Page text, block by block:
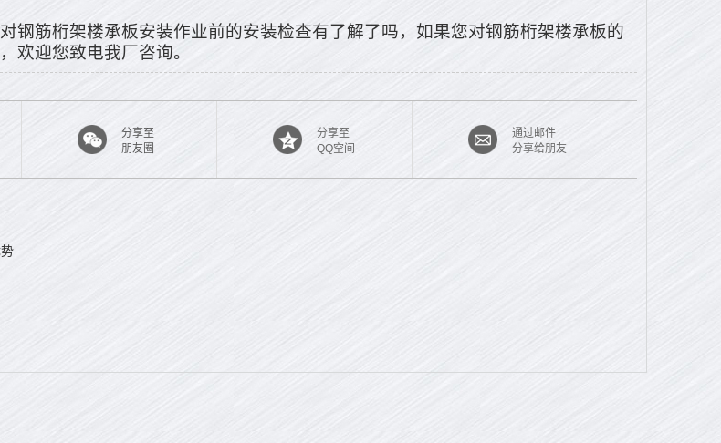
钢筋桁架楼承板安装作业前的安装检查有了解了吗，如果您对钢筋桁架楼承板的
欢迎您致电我厂咨询。
分享至
朋友圈
分享至
QQ空间
通过邮件
分享给朋友